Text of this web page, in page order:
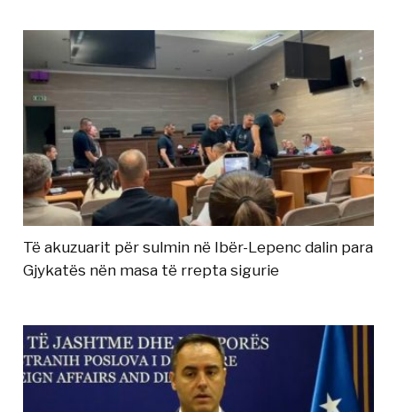
Të akuzuarit për sulmin në Ibër-Lepenc dalin para
Gjykatës nën masa të rrepta sigurie